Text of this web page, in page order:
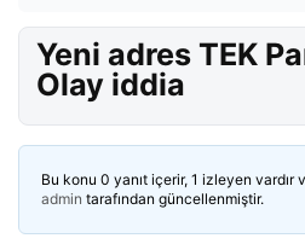
Yeni adres TEK
Olay iddia
Bu konu 0 yanıt içerir, 1 izleyen vardır
admin tarafından güncellenmiştir.